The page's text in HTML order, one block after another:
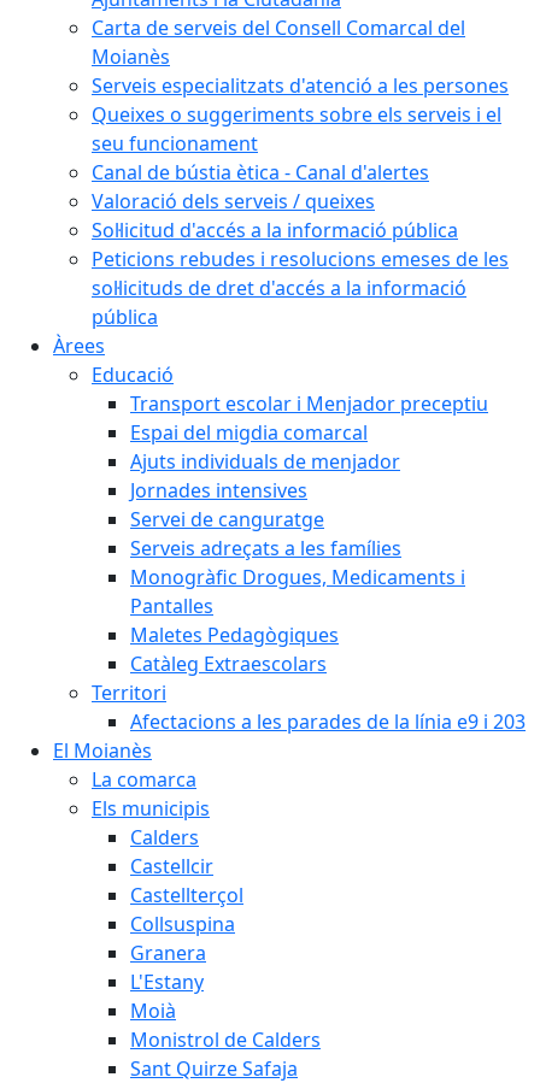
Carta de serveis del Consell Comarcal del
Moianès
Serveis especialitzats d'atenció a les persones
Queixes o suggeriments sobre els serveis i el
seu funcionament
Canal de bústia ètica - Canal d'alertes
Valoració dels serveis / queixes
Sol·licitud d'accés a la informació pública
Peticions rebudes i resolucions emeses de les
sol·licituds de dret d'accés a la informació
pública
Àrees
Educació
Transport escolar i Menjador preceptiu
Espai del migdia comarcal
Ajuts individuals de menjador
Jornades intensives
Servei de canguratge
Serveis adreçats a les famílies
Monogràfic Drogues, Medicaments i
Pantalles
Maletes Pedagògiques
Catàleg Extraescolars
Territori
Afectacions a les parades de la línia e9 i 203
El Moianès
La comarca
Els municipis
Calders
Castellcir
Castellterçol
Collsuspina
Granera
L'Estany
Moià
Monistrol de Calders
Sant Quirze Safaja